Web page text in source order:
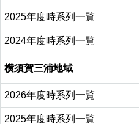
2025年度時系列一覧
2024年度時系列一覧
横須賀三浦地域
2026年度時系列一覧
2025年度時系列一覧